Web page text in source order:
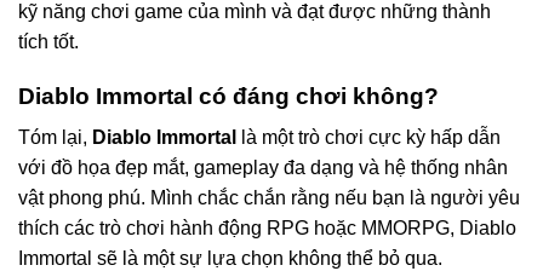
kỹ năng chơi game của mình và đạt được những thành
tích tốt.
Diablo Immortal có đáng chơi không?
Tóm lại, Diablo Immortal
là một trò chơi cực kỳ hấp dẫn
với đồ họa đẹp mắt, gameplay đa dạng và hệ thống nhân
vật phong phú. Mình chắc chắn rằng nếu bạn là người yêu
thích các trò chơi hành động RPG hoặc MMORPG, Diablo
Immortal sẽ là một sự lựa chọn không thể bỏ qua.